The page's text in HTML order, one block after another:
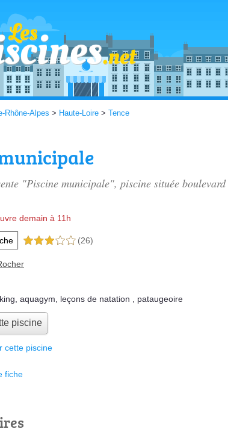
Rhône-Alpes > Haute-Loire > Tence
"Piscine municipale", piscine située
demain à 11h
3,0 étoiles sur 5 (26)
aquagym leçons de natation pataugeoire
piscine
cette piscine
fiche